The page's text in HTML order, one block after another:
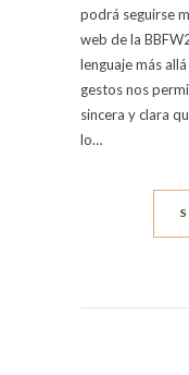
podrá seguirse
web de la
lenguaje más
gestos nos
sincera y clara
lo…